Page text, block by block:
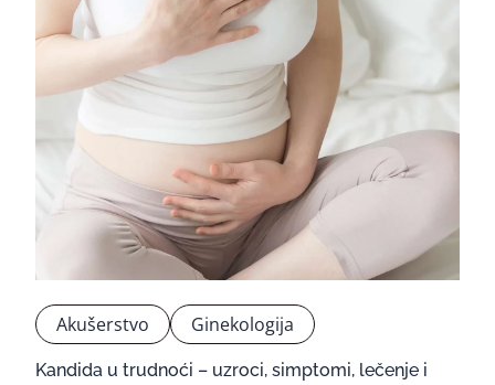
Akušerstvo Ginekologija
Kandida u trudnoći – uzroci, simptomi, lečenje i